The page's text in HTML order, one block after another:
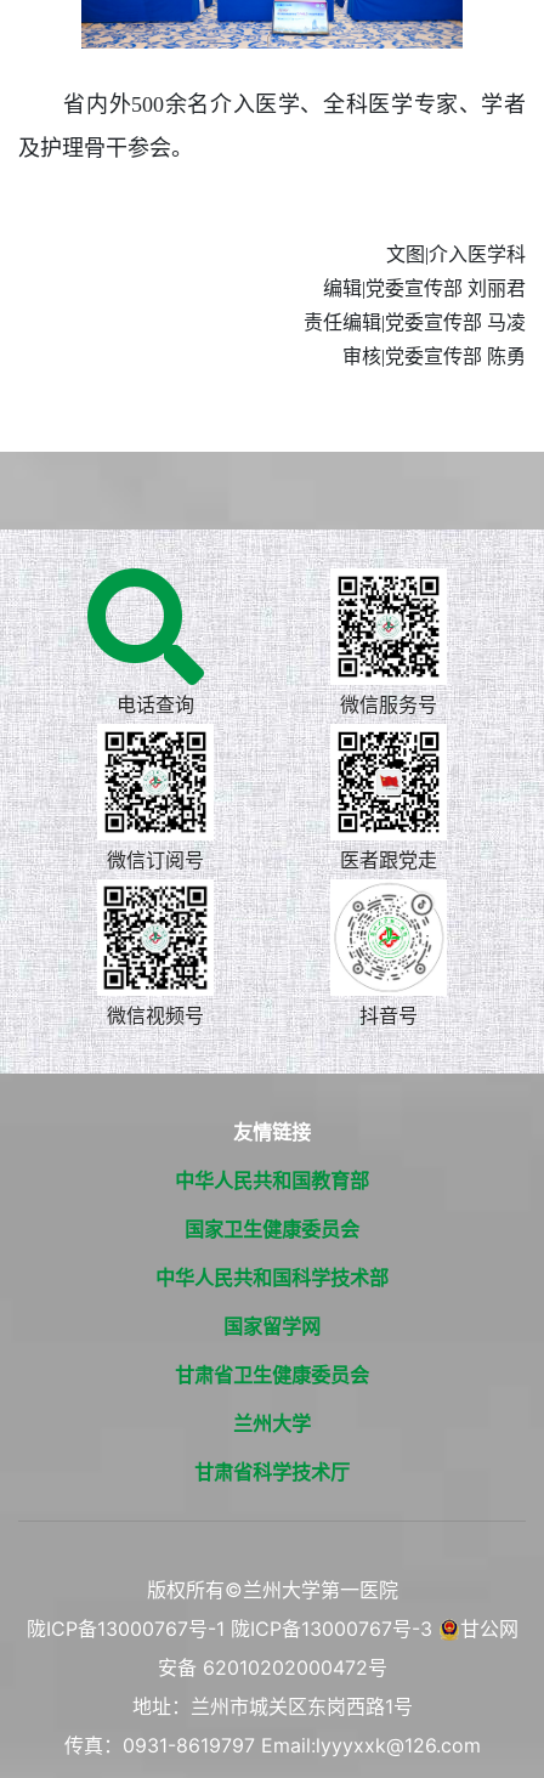
省内外500余名介入医学、全科医学专家、学者
及护理骨干参会。
文图|介入医学科
编辑|党委宣传部 刘丽君
责任编辑|党委宣传部 马凌
审核|党委宣传部 陈勇
电话查询 微信服务号
微信订阅号 医者跟党走
微信视频号 抖音号
友情链接
中华人民共和国教育部
国家卫生健康委员会
中华人民共和国科学技术部
国家留学网
甘肃省卫生健康委员会
兰州大学
甘肃省科学技术厅
版权所有©兰州大学第一医院
陇ICP备13000767号-1 陇ICP备13000767号-3
甘公网
安备 62010202000472号
地址：兰州市城关区东岗西路1号
传真：0931-8619797 Email:lyyyxxk@126.com